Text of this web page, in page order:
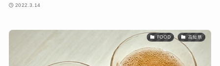
2022.3.14
FOOD 高知県